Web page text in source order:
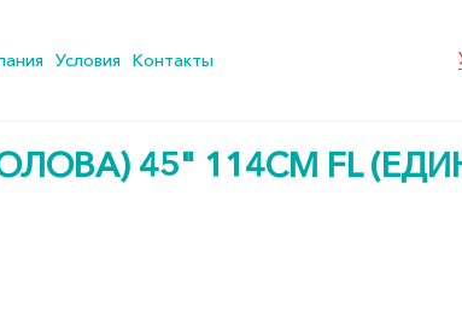
Условия Контакты
45" 114СМ FL